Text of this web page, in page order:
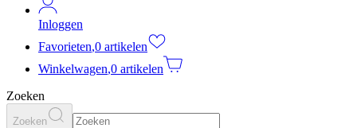
Inloggen
Favorieten,0 artikelen
Winkelwagen,0 artikelen
Zoeken
Zoeken